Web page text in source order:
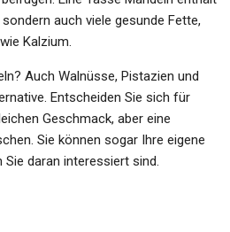
auch viele gesunde Fette,
Kalzium.
Auch Walnüsse, Pistazien und
Entscheiden Sie sich für
Geschmack, aber eine
Sie können sogar Ihre eigene
daran interessiert sind.